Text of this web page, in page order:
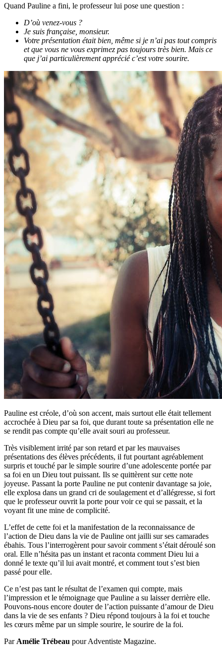
Quand Pauline a fini, le professeur lui pose une question :
D’où venez-vous ?
Je suis française, monsieur.
Votre présentation était bien, même si je n’ai pas tout compris
et que vous ne vous exprimez pas toujours très bien. Mais ce
que j’ai particulièrement apprécié c’est votre sourire.
Pauline est créole, d’où son accent, mais surtout elle était tellement
accrochée à Dieu par sa foi, que durant toute sa présentation elle ne
se rendit pas compte qu’elle avait souri au professeur.
Très visiblement irrité par son retard et par les mauvaises
présentations des élèves précédents, il fut pourtant agréablement
surpris et touché par le simple sourire d’une adolescente portée par
sa foi en un Dieu tout puissant. Ils se quittèrent sur cette note
joyeuse. Passant la porte Pauline ne put contenir davantage sa joie,
elle explosa dans un grand cri de soulagement et d’allégresse, si fort
que le professeur ouvrit la porte pour voir ce qui se passait, et la
voyant fit une mine de complicité.
L’effet de cette foi et la manifestation de la reconnaissance de
l’action de Dieu dans la vie de Pauline ont jailli sur ses camarades
ébahis. Tous l’interrogèrent pour savoir comment s’était déroulé son
oral. Elle n’hésita pas un instant et raconta comment Dieu lui a
donné le texte qu’il lui avait montré, et comment tout s’est bien
passé pour elle.
Ce n’est pas tant le résultat de l’examen qui compte, mais
l’impression et le témoignage que Pauline a su laisser derrière elle.
Pouvons-nous encore douter de l’action puissante d’amour de Dieu
dans la vie de ses enfants ? Dieu répond toujours à la foi et touche
les cœurs même par un simple sourire, le sourire de la foi.
Par Amélie Trébeau pour Adventiste Magazine.